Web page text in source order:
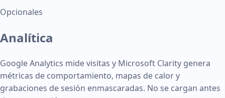
Opcionales
Analítica
Google Analytics mide visitas y Microsoft Clarity genera
métricas de comportamiento, mapas de calor y
grabaciones de sesión enmascaradas. No se cargan antes